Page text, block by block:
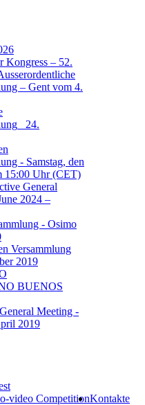
Kongress – 52.
– Gent vom 4.
24.
- Samstag, den
15:00 Uhr (CET)
General
2024 –
- Osimo
Versammlung
2019
BUENOS
Meeting -
2019
video CompetitionKontakte